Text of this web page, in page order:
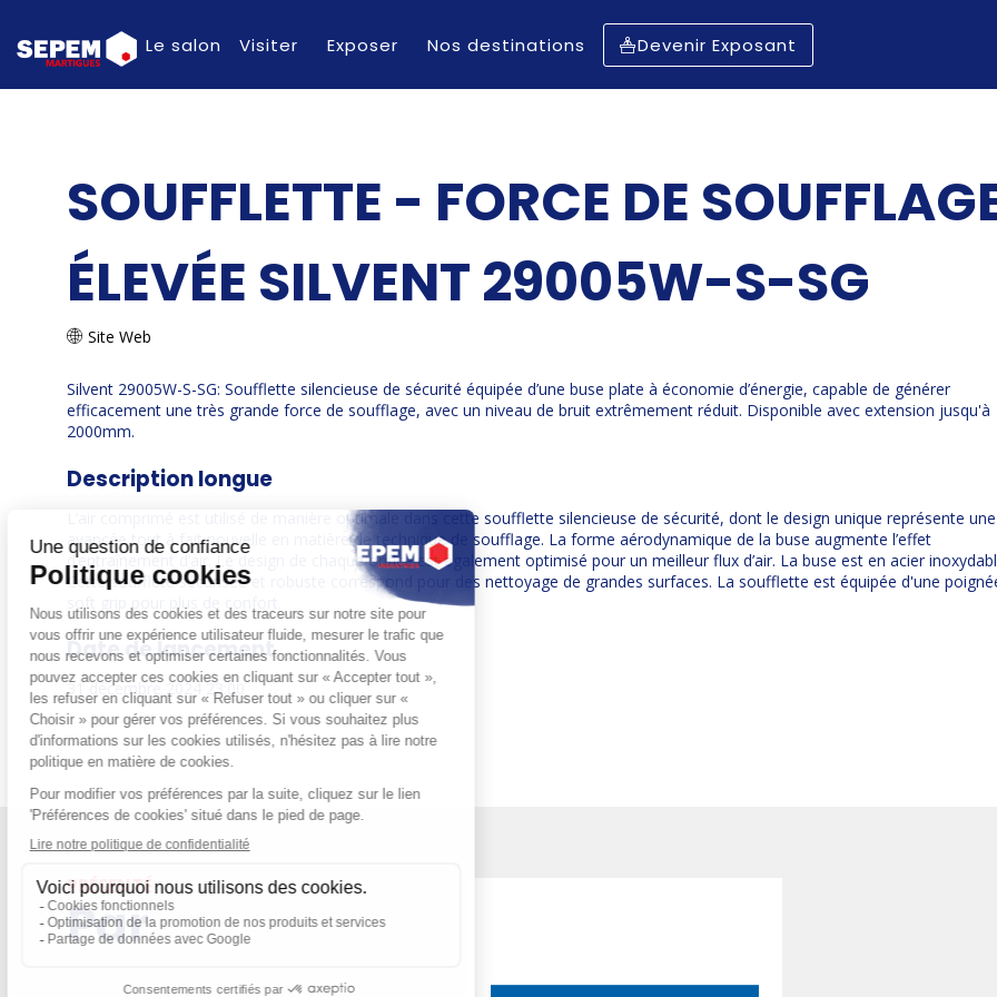
Le salon Visiter Exposer Nos destinations Devenir Exposant
SOUFFLETTE - FORCE DE
ÉLEVÉE SILVENT 29005W-S-SG
Site Web
Silvent 29005W-S-SG: Soufflette silencieuse de sécurité équipée d’une buse plate à économie d’énergie, capable de générer
efficacement une très grande force de soufflage, avec un niveau de bruit extrêmement réduit. Disponible avec extension jusqu'à
2000mm.
Description longue
L’air comprimé est utilisé de manière optimale dans cette soufflette silencieuse de sécurité, dont le design unique représente une
avancée tout à fait nouvelle en matière de technique de soufflage. La forme aérodynamique de la buse augmente l’effet
d’entraînement d’air. Le design de chaque orifice est également optimisé pour un meilleur flux d’air. La buse est en acier
Cette soufflete sécurisée et robuste correspond pour des nettoyage de grandes surfaces. La soufflette est équipée d'une
Date de lancement
31 décembre 2024 23:00
PRÉSENTÉ
Par